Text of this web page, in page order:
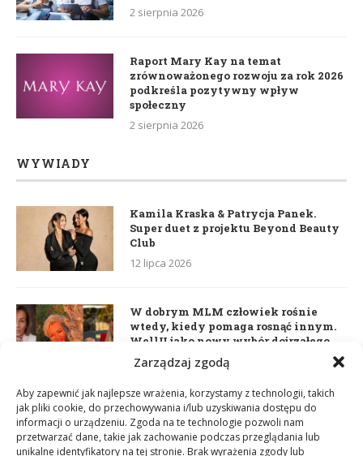
Zarządzaj zgodą
Aby zapewnić jak najlepsze wrażenia, korzystamy z technologii, takich
jak pliki cookie, do przechowywania i/lub uzyskiwania dostępu do
informacji o urządzeniu. Zgoda na te technologie pozwoli nam
przetwarzać dane, takie jak zachowanie podczas przeglądania lub
unikalne identyfikatory na tej stronie. Brak wyrażenia zgody lub
2 sierpnia 2026
Raport Mary Kay na temat
zrównoważonego rozwoju za rok 2026
podkreśla pozytywny wpływ
społeczny
2 sierpnia 2026
WYWIADY
Kamila Kraska & Patrycja Panek.
Super duet z projektu Beyond Beauty
Club
12 lipca 2026
W dobrym MLM człowiek rośnie
wtedy, kiedy pomaga rosnąć innym.
WellU jako nowy wybór dojrzałego
lidera
Daria Dudzik. Kocham Cię
17 kwietnia 2026